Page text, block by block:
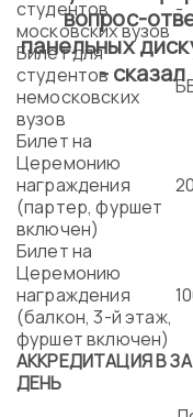
вопрос-
панельных
- сказал
студентов
московских вузов
-
Билет для
студентов
немосковских
вузов
Билет на
Церемонию
награждения
(партер, фуршет
включен)
Билет на
Церемонию
награждения
(балкон, 3-й этаж,
фуршет включен)
АККРЕДИТАЦИЯ В
ДЕНЬ